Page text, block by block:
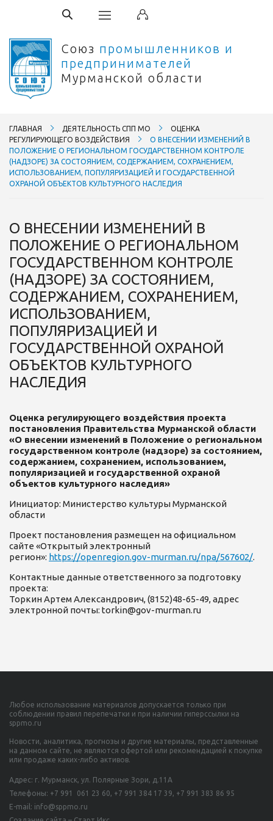
Союз промышленников и
предпринимателей
Мурманской области
ГЛАВНАЯ ДЕЯТЕЛЬНОСТЬ СПП МО
ОЦЕНКА
РЕГУЛИРУЮЩЕГО ВОЗДЕЙСТВИЯ
О ВНЕСЕНИИ ИЗМЕНЕНИЙ В
ПОЛОЖЕНИЕ О РЕГИОНАЛЬНОМ ГОСУДАРСТВЕННОМ КОНТРОЛЕ
(НАДЗОРЕ) ЗА СОСТОЯНИЕМ, СОДЕРЖАНИЕМ, СОХРАНЕНИЕМ,
ИСПОЛЬЗОВАНИЕМ, ПОПУЛЯРИЗАЦИЕЙ И ГОСУДАРСТВЕННОЙ
ОХРАНОЙ ОБЪЕКТОВ КУЛЬТУРНОГО НАСЛЕДИЯ
О ВНЕСЕНИИ ИЗМЕНЕНИЙ В
ПОЛОЖЕНИЕ О РЕГИОНАЛЬНОМ
ГОСУДАРСТВЕННОМ КОНТРОЛЕ
(НАДЗОРЕ) ЗА СОСТОЯНИЕМ,
СОДЕРЖАНИЕМ, СОХРАНЕНИЕМ,
ИСПОЛЬЗОВАНИЕМ,
ПОПУЛЯРИЗАЦИЕЙ И
ГОСУДАРСТВЕННОЙ ОХРАНОЙ
ОБЪЕКТОВ КУЛЬТУРНОГО
НАСЛЕДИЯ
Оценка регулирующего воздействия проекта
постановления Правительства Мурманской области
«О внесении изменений в Положение о региональном
государственном контроле (надзоре) за состоянием,
содержанием, сохранением, использованием,
популяризацией и государственной охраной
объектов культурного наследия»
Инициатор: Министерство культуры Мурманской
области
Проект постановления размещен на официальном
сайте «Открытый электронный
регион»: https://openregion.gov-murman.ru/npa/567602/.
Контактные данные ответственного за подготовку
проекта:
Торкин Артем Александрович, (8152)48-65-49, адрес
электронной почты: torkin@gov-murman.ru
Любое использование материалов допускается только при
соблюдении правил перепечатки и при наличии гиперссылки на
sppmo.ru
Новости, аналитика, прогнозы и другие материалы, представленные
на данном сайте, не являются офертой или рекомендацией к покупке
или продаже каких-либо активов.
Адрес: г. Мурманск, ул. Полярные Зори, д.11А
Телефоны: +7 991 061 23 60, +7 991 384 17 39, +7 991 383 86 95
E-mail: info@sppmo.ru